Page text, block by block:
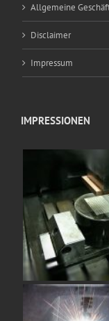
Allgemeine
Disclaimer
Impressum
IMPRESSIONEN